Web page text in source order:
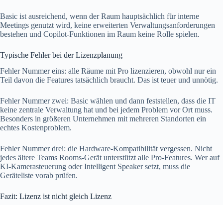
Basic ist ausreichend, wenn der Raum hauptsächlich für interne
Meetings genutzt wird, keine erweiterten Verwaltungsanforderungen
bestehen und Copilot-Funktionen im Raum keine Rolle spielen.
Typische Fehler bei der Lizenzplanung
Fehler Nummer eins: alle Räume mit Pro lizenzieren, obwohl nur ein
Teil davon die Features tatsächlich braucht. Das ist teuer und unnötig.
Fehler Nummer zwei: Basic wählen und dann feststellen, dass die IT
keine zentrale Verwaltung hat und bei jedem Problem vor Ort muss.
Besonders in größeren Unternehmen mit mehreren Standorten ein
echtes Kostenproblem.
Fehler Nummer drei: die Hardware-Kompatibilität vergessen. Nicht
jedes ältere Teams Rooms-Gerät unterstützt alle Pro-Features. Wer auf
KI-Kamerasteuerung oder Intelligent Speaker setzt, muss die
Geräteliste vorab prüfen.
Fazit: Lizenz ist nicht gleich Lizenz